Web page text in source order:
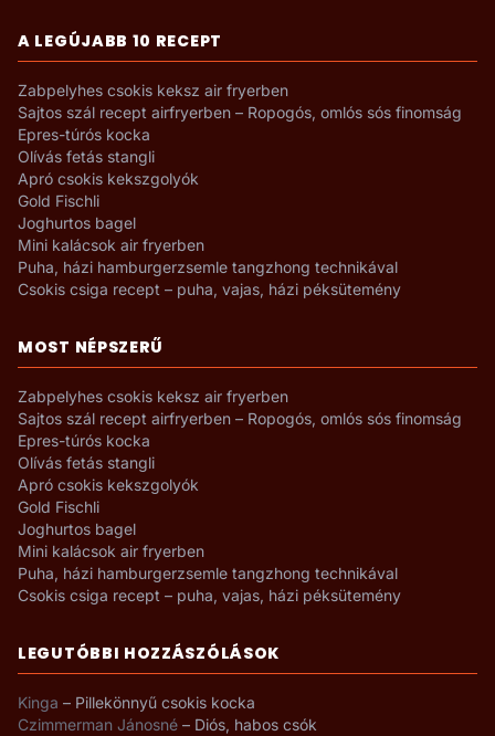
A LEGÚJABB 10 RECEPT
Zabpelyhes csokis keksz air fryerben
Sajtos szál recept airfryerben – Ropogós, omlós sós finomság
Epres-túrós kocka
Olívás fetás stangli
Apró csokis kekszgolyók
Gold Fischli
Joghurtos bagel
Mini kalácsok air fryerben
Puha, házi hamburgerzsemle tangzhong technikával
Csokis csiga recept – puha, vajas, házi péksütemény
MOST NÉPSZERŰ
Zabpelyhes csokis keksz air fryerben
Sajtos szál recept airfryerben – Ropogós, omlós sós finomság
Epres-túrós kocka
Olívás fetás stangli
Apró csokis kekszgolyók
Gold Fischli
Joghurtos bagel
Mini kalácsok air fryerben
Puha, házi hamburgerzsemle tangzhong technikával
Csokis csiga recept – puha, vajas, házi péksütemény
LEGUTÓBBI HOZZÁSZÓLÁSOK
Kinga – Pillekönnyű csokis kocka
Czimmerman Jánosné – Diós, habos csók